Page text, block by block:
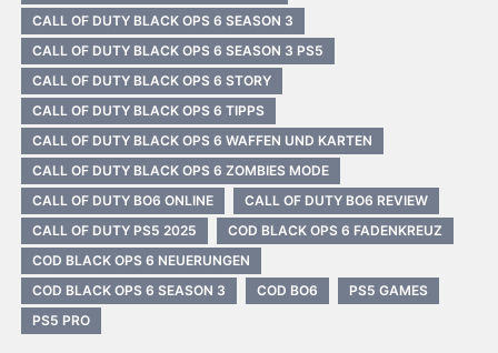
CALL OF DUTY BLACK OPS 6 SEASON 3
CALL OF DUTY BLACK OPS 6 SEASON 3 PS5
CALL OF DUTY BLACK OPS 6 STORY
CALL OF DUTY BLACK OPS 6 TIPPS
CALL OF DUTY BLACK OPS 6 WAFFEN UND KARTEN
CALL OF DUTY BLACK OPS 6 ZOMBIES MODE
CALL OF DUTY BO6 ONLINE
CALL OF DUTY BO6 REVIEW
CALL OF DUTY PS5 2025
COD BLACK OPS 6 FADENKREUZ
COD BLACK OPS 6 NEUERUNGEN
COD BLACK OPS 6 SEASON 3
COD BO6
PS5 GAMES
PS5 PRO